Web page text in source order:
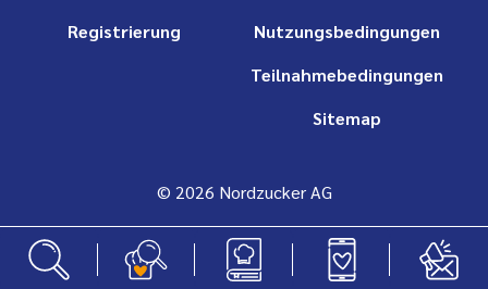
Registrierung
Nutzungsbedingungen
Teilnahmebedingungen
Sitemap
© 2026 Nordzucker AG